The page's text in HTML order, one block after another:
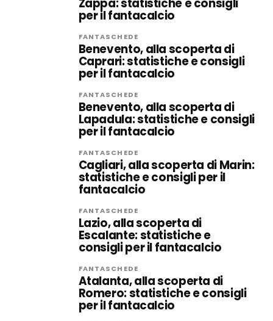
Zappa: statistiche e consigli
per il fantacalcio
FANTASCHEDE
Benevento, alla scoperta di
Caprari: statistiche e consigli
per il fantacalcio
FANTASCHEDE
Benevento, alla scoperta di
Lapadula: statistiche e consigli
per il fantacalcio
FANTASCHEDE
Cagliari, alla scoperta di Marin:
statistiche e consigli per il
fantacalcio
FANTASCHEDE
Lazio, alla scoperta di
Escalante: statistiche e
consigli per il fantacalcio
FANTASCHEDE
Atalanta, alla scoperta di
Romero: statistiche e consigli
per il fantacalcio